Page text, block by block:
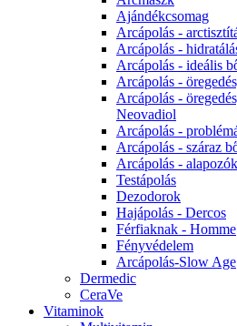
Ajándékcsomag
Arcápolás -
Arcápolás -
Arcápolás - ideális
Arcápolás -
Arcápolás -
Neovadiol
Arcápolás -
Arcápolás - száraz
Arcápolás - alapozók
Testápolás
Dezodorok
Hajápolás - Dercos
Férfiaknak - Homme
Fényvédelem
Arcápolás-Slow Age
Dermedic
CeraVe
Vitaminok